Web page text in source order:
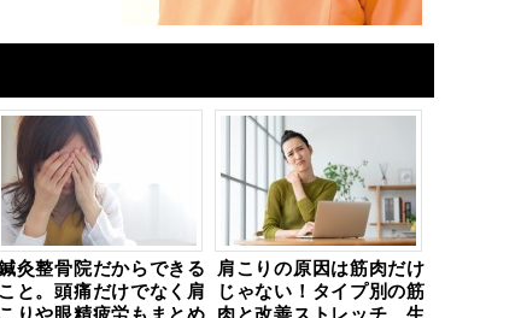
灸整骨院だからできる
こと。頭痛だけでなく肩
肩こりの原因は筋肉だけ
じゃない！タイプ別の筋